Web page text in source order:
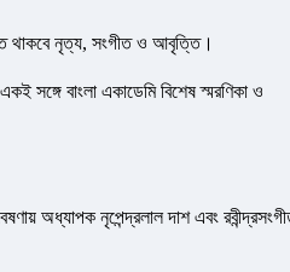
থাকবে নৃত্য, সংগীত ও আবৃত্তি।
সঙ্গে বাংলা একাডেমি বিশেষ স্মরণিকা ও
অধ্যাপক নৃপেন্দ্রলাল দাশ এবং